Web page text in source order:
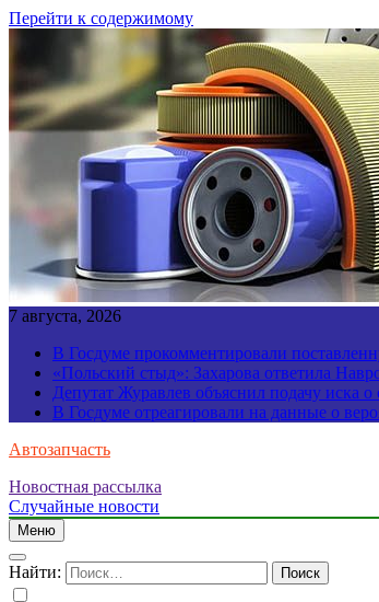
Перейти к содержимому
7 августа, 2026
В Госдуме прокомментировали
«Польский стыд»: Захарова ответила
Депутат Журавлев объяснил подачу иска
В Госдуме отреагировали на данные о
Автозапчасть
Новостная рассылка
Случайные новости
Меню
Найти: